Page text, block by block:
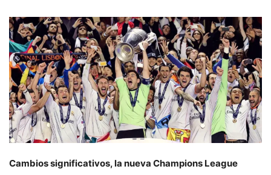
Cambios significativos, la nueva Champions League